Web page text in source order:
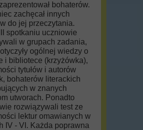
bohaterów.
zachęcał innych
do jej przeczytania.
spotkaniu uczniowie
w grupach zadania,
ogólnej wiedzy o
i bibliotece (krzyżówka),
tytułów i autorów
bohaterów literackich
w znanych
utworach. Ponadto
rozwiązywali test ze
lektur omawianych w
IV - VI. Każda poprawna